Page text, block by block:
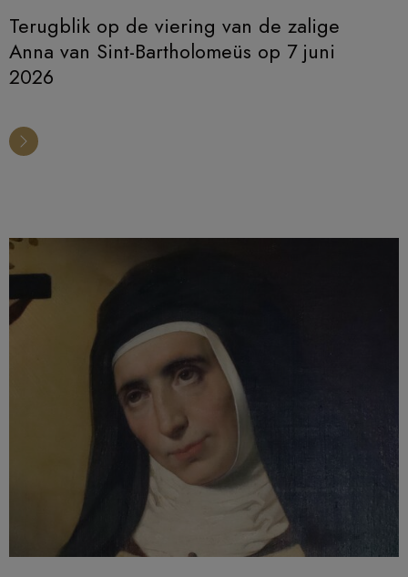
Terugblik op de viering van de zalige
Anna van Sint-Bartholomeüs op 7 juni
2026